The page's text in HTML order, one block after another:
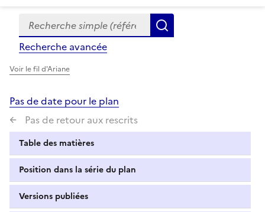
Formulaire
de
recherche
Recherche simple (références, mots clés, partie du
Recherche avancée
Voir le fil d'Ariane
Pas de date pour le plan
Pas de retour aux rescrits
Table des matières
Position dans la série du plan
Versions publiées